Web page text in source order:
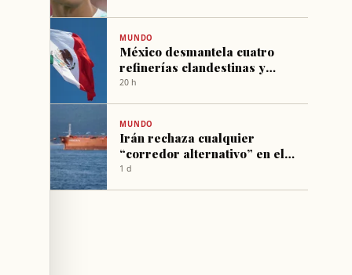
MUNDO
México desmantela cuatro
refinerías clandestinas y
incauta un millón de litros de
20 h
MUNDO
Irán rechaza cualquier
“corredor alternativo” en el
estrecho de Ormuz
1 d